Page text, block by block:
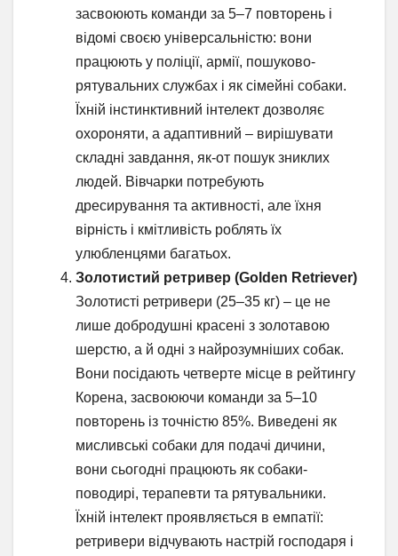
засвоюють команди за 5–7 повторень і
відомі своєю універсальністю: вони
працюють у поліції, армії, пошуково-
рятувальних службах і як сімейні собаки.
Їхній інстинктивний інтелект дозволяє
охороняти, а адаптивний – вирішувати
складні завдання, як-от пошук зниклих
людей. Вівчарки потребують
дресирування та активності, але їхня
вірність і кмітливість роблять їх
улюбленцями багатьох.
Золотистий ретривер (Golden Retriever)
Золотисті ретривери (25–35 кг) – це не
лише добродушні красені з золотавою
шерстю, а й одні з найрозумніших собак.
Вони посідають четверте місце в рейтингу
Корена, засвоюючи команди за 5–10
повторень із точністю 85%. Виведені як
мисливські собаки для подачі дичини,
вони сьогодні працюють як собаки-
поводирі, терапевти та рятувальники.
Їхній інтелект проявляється в емпатії:
ретривери відчувають настрій господаря і